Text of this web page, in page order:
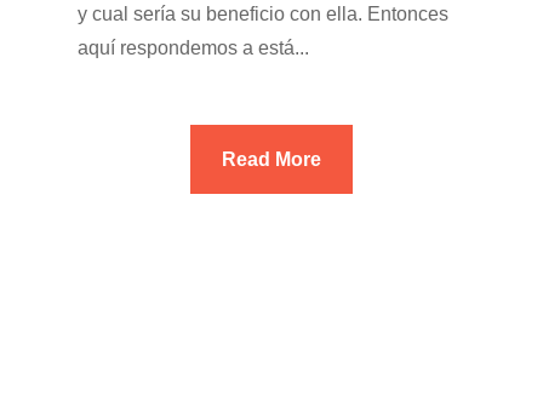
y cual sería su beneficio con ella. Entonces
aquí respondemos a está...
Read More